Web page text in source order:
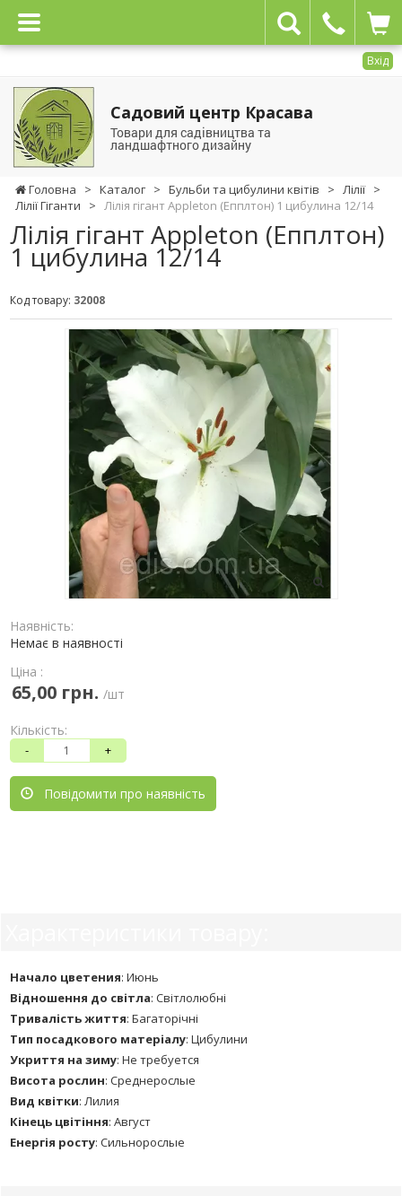
Вхід
Садовий центр Красава
Товари для садівництва та
ландшафтного дизайну
Головна > Каталог > Бульби та цибулини квітів > Лілії >
Лілії Гіганти
> Лілія гігант Appleton (Епплтон) 1 цибулина 12/14
Лілія гігант Appleton (Епплтон)
1 цибулина 12/14
Код товару: 32008
Наявність:
Немає в наявності
Ціна :
65,00 грн. /шт
Кількість:
- +
Повідомити про наявність
Начало цветения: Июнь
Відношення до світла: Світлолюбні
Тривалість життя: Багаторічні
Тип посадкового матеріалу: Цибулини
Укриття на зиму: Не требуется
Висота рослин: Среднерослые
Вид квітки: Лилия
Кінець цвітіння: Август
Енергія росту: Сильнорослые